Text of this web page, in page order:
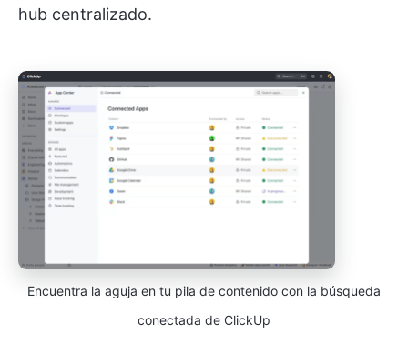
hub centralizado.
Encuentra la aguja en tu pila de contenido con la búsqueda
conectada de ClickUp